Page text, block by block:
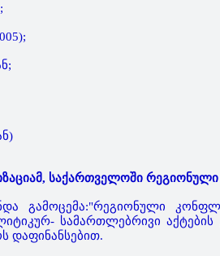
საქართველოში
გამოცემა:"რეგიონული
სამართლებრივი
დაფინანსებით.